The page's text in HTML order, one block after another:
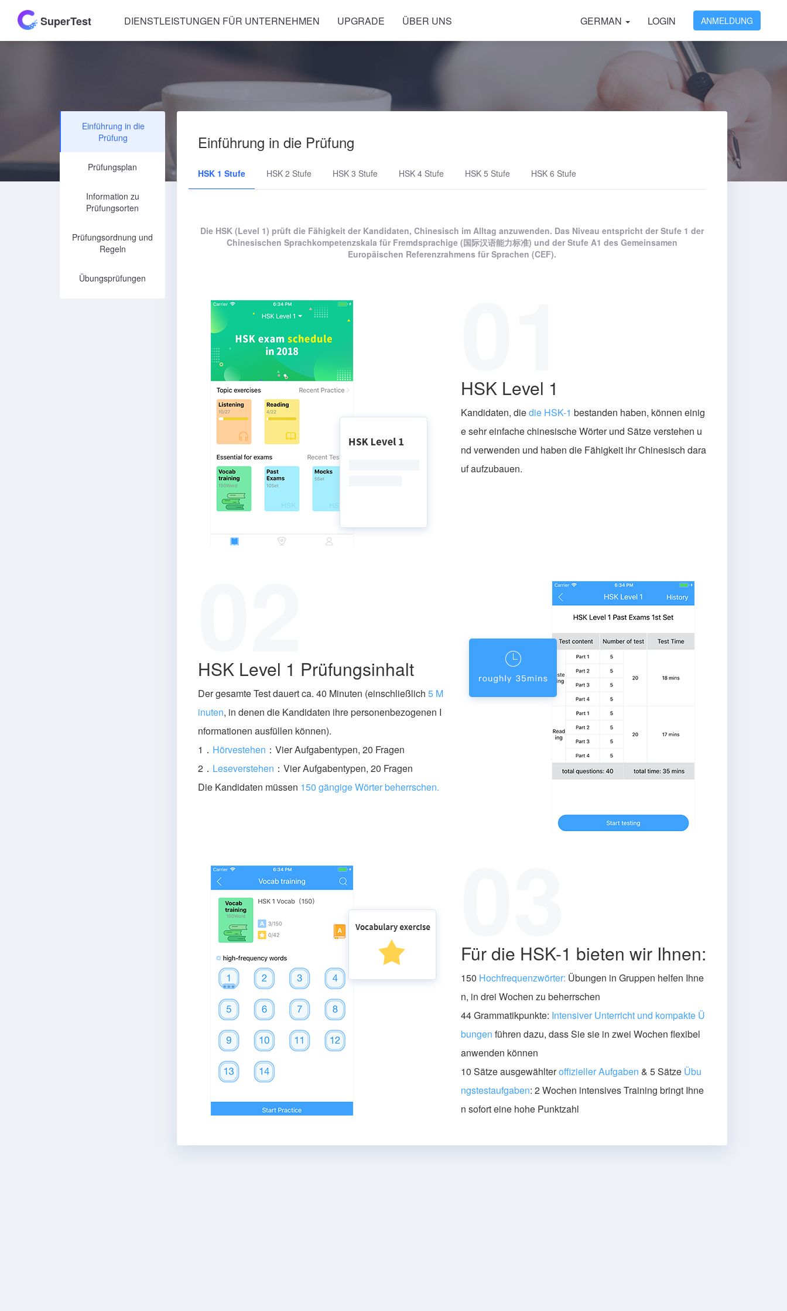
SuperTest DIENSTLEISTUNGEN FÜR UNTERNEHMEN UPGRADE ÜBER UNS GERMAN LOGIN ANMELDUNG
Einführung in die
Prüfung
Prüfungsplan
Information zu
Prüfungsorten
Prüfungsordnung und
Regeln
Übungsprüfungen
Einführung in die Prüfung
HSK 1 Stufe HSK 2 Stufe HSK 3 Stufe HSK 4 Stufe HSK 5 Stufe HSK 6 Stufe
Die HSK (Level 1) prüft die Fähigkeit der Kandidaten, Chinesisch im Alltag anzuwenden. Das Niveau entspricht der Stufe 1 der
Chinesischen Sprachkompetenzskala für Fremdsprachige (国际汉语能力标准) und der Stufe A1 des Gemeinsamen
Europäischen Referenzrahmens für Sprachen (CEF).
HSK Level 1
Kandidaten, diedie HSK-1 bestanden haben, können einig
e sehr einfache chinesische Wörter und Sätze verstehen u
nd verwenden und haben die Fähigkeit ihr Chinesisch dara
uf aufzubauen.
HSK Level 1 Prüfungsinhalt
Der gesamte Test dauert ca. 40 Minuten (einschließlich 5 M
inuten, in denen die Kandidaten ihre personenbezogenen I
nformationen ausfüllen können).
1． Hörvestehen ：Vier Aufgabentypen, 20 Fragen
2． Leseverstehen ：Vier Aufgabentypen, 20 Fragen
Die Kandidaten müssen 150 gängige Wörter beherrschen.
Für die HSK-1 bieten wir Ihnen:
150 Hochfrequenzwörter: Übungen in Gruppen helfen Ihne
n, in drei Wochen zu beherrschen
44 Grammatikpunkte: Intensiver Unterricht und kompakte Ü
bungen führen dazu, dass Sie sie in zwei Wochen flexibel
anwenden können
10 Sätze ausgewählteroffizieller Aufgaben & 5 Sätze Übu
ngstestaufgaben: 2 Wochen intensives Training bringt Ihne
n sofort eine hohe Punktzahl